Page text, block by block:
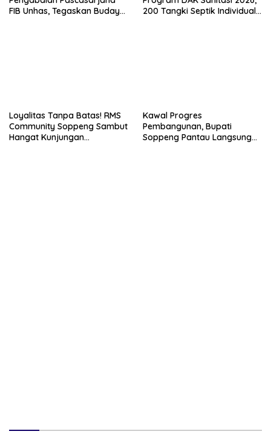
FIB Unhas, Tegaskan Budaya
200 Tangki Septik Individual
Loyalitas Tanpa Batas! RMS
Community Soppeng Sambut
Hangat Kunjungan
Kawal Progres
Pembangunan, Bupati
Soppeng Pantau Langsung